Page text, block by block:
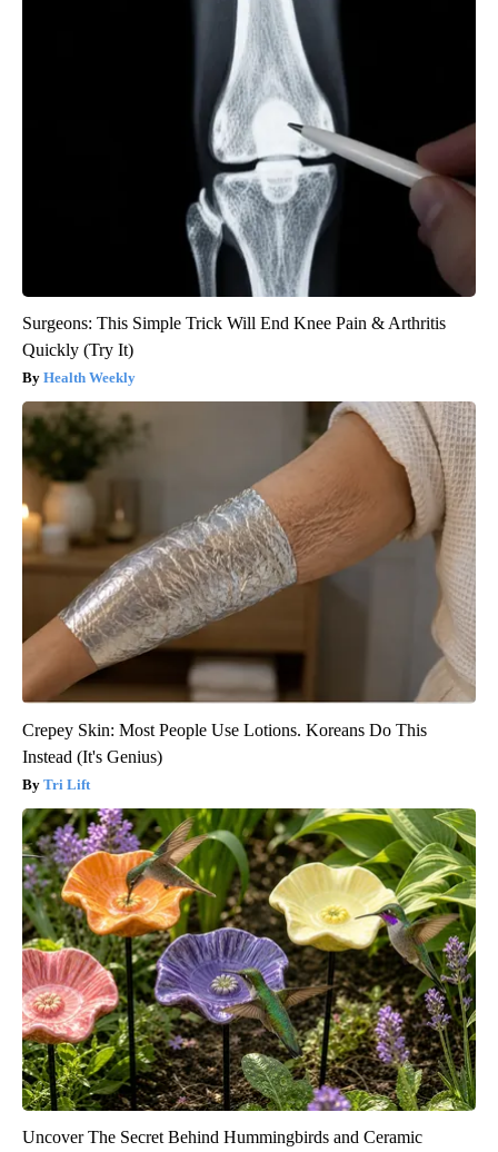
Surgeons: This Simple Trick Will End Knee Pain & Arthritis
Quickly (Try It)
Health Weekly
Crepey Skin: Most People Use Lotions. Koreans Do This
Instead (It's Genius)
Tri Lift
Uncover The Secret Behind Hummingbirds and Ceramic